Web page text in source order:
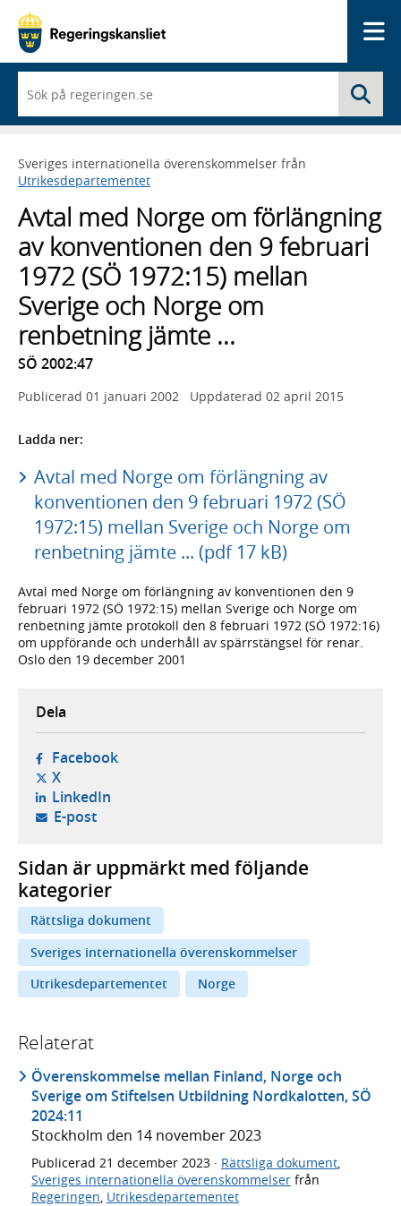
du
börjar
skriva
framträder
en
med
sökförslag
Sveriges internationella överenskommelser från
Utrikesdepartementet
Avtal med Norge om förlängning
av konventionen den 9 februari
1972 (SÖ 1972:15) mellan
Sverige och Norge om
renbetning jämte ...
SÖ 2002:47
Publicerad 01 januari 2002 Uppdaterad 02 april 2015
Ladda ner:
Avtal med Norge om förlängning av
konventionen den 9 februari 1972 (SÖ
1972:15) mellan Sverige och Norge om
renbetning jämte ... (pdf 17 kB)
Avtal med Norge om förlängning av konventionen den 9
februari 1972 (SÖ 1972:15) mellan Sverige och Norge om
renbetning jämte protokoll den 8 februari 1972 (SÖ 1972:16)
om uppförande och underhåll av spärrstängsel för renar.
Oslo den 19 december 2001
Dela
Facebook- öppnas i ny flik, extern webbplats,
X- öppnas i ny flik, extern webbplats,
LinkedIn- öppnas i ny flik, extern webbplats,
E-post- öppnar din e-postklient,
Sidan är uppmärkt med följande
kategorier
Rättsliga dokument
Sveriges internationella överenskommelser
Utrikesdepartementet
Norge
Relaterat
Överenskommelse mellan Finland, Norge och
Sverige om Stiftelsen Utbildning Nordkalotten, SÖ
2024:11
Stockholm den 14 november 2023
Publicerad 21 december 2023 · Rättsliga dokument
Sveriges internationella överenskommelser från
Regeringen Utrikesdepartementet